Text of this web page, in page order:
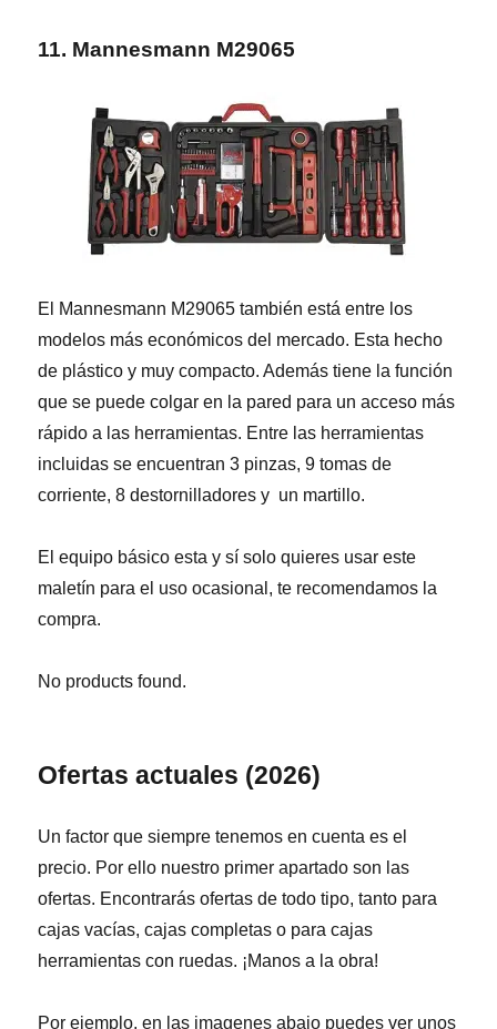
11. Mannesmann M29065
El Mannesmann M29065 también está entre los
modelos más económicos del mercado. Esta hecho
de plástico y muy compacto. Además tiene la función
que se puede colgar en la pared para un acceso más
rápido a las herramientas. Entre las herramientas
incluidas se encuentran 3 pinzas, 9 tomas de
corriente, 8 destornilladores y un martillo.
El equipo básico esta y sí solo quieres usar este
maletín para el uso ocasional, te recomendamos la
compra.
No products found.
Ofertas actuales (2026)
Un factor que siempre tenemos en cuenta es el
precio. Por ello nuestro primer apartado son las
ofertas. Encontrarás ofertas de todo tipo, tanto para
cajas vacías, cajas completas o para cajas
herramientas con ruedas. ¡Manos a la obra!
Por ejemplo, en las imagenes abajo puedes ver unos